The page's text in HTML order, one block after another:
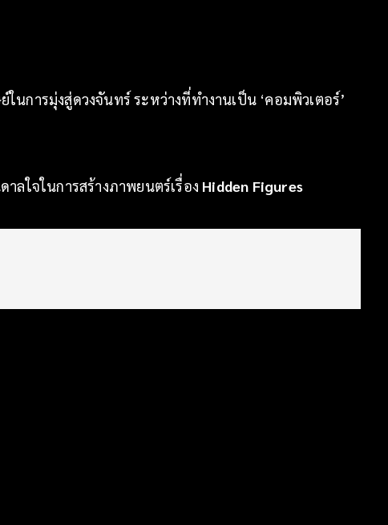
การมุ่งสู่ดวงจันทร์ ระหว่างที่ทำงานเป็น ‘คอมพิวเตอร์’
ลใจในการสร้างภาพยนตร์เรื่อง Hidden Figures